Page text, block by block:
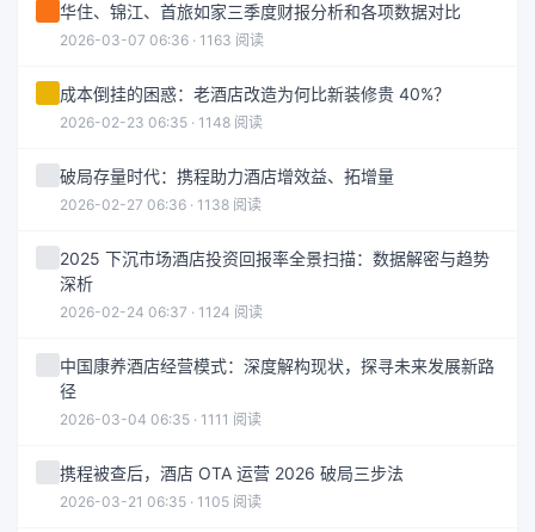
华住、锦江、首旅如家三季度财报分析和各项数据对比
2026-03-07 06:36 · 1163 阅读
成本倒挂的困惑：老酒店改造为何比新装修贵 40%？
2026-02-23 06:35 · 1148 阅读
破局存量时代：携程助力酒店增效益、拓增量
2026-02-27 06:36 · 1138 阅读
2025 下沉市场酒店投资回报率全景扫描：数据解密与趋势
深析
2026-02-24 06:37 · 1124 阅读
中国康养酒店经营模式：深度解构现状，探寻未来发展新路
径
2026-03-04 06:35 · 1111 阅读
携程被查后，酒店 OTA 运营 2026 破局三步法
2026-03-21 06:35 · 1105 阅读